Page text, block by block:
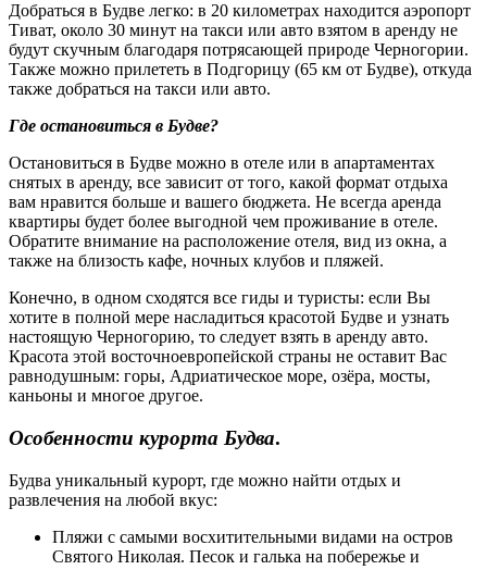
Добраться в Будве легко: в 20 километрах находится аэропорт
Тиват, около 30 минут на такси или авто взятом в аренду не
будут скучным благодаря потрясающей природе Черногории.
Также можно прилететь в Подгорицу (65 км от Будве), откуда
также добраться на такси или авто.
Где остановиться в Будве?
Остановиться в Будве можно в отеле или в апартаментах
снятых в аренду, все зависит от того, какой формат отдыха
вам нравится больше и вашего бюджета. Не всегда аренда
квартиры будет более выгодной чем проживание в отеле.
Обратите внимание на расположение отеля, вид из окна, а
также на близость кафе, ночных клубов и пляжей.
Конечно, в одном сходятся все гиды и туристы: если Вы
хотите в полной мере насладиться красотой Будве и узнать
настоящую Черногорию, то следует взять в аренду авто.
Красота этой восточноевропейской страны не оставит Вас
равнодушным: горы, Адриатическое море, озёра, мосты,
каньоны и многое другое.
Особенности курорта Будва.
Будва уникальный курорт, где можно найти отдых и
развлечения на любой вкус:
Пляжи с самыми восхитительными видами на остров
Святого Николая. Песок и галька на побережье и